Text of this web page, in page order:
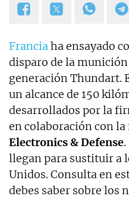
Franciaha ensayado
disparo de la
generación Thundart.
un alcance de 150
desarrollados por la
en colaboración con
Electronics & Defense
llegan para sustituir a
Unidos. Consulta en
debes saber sobre los